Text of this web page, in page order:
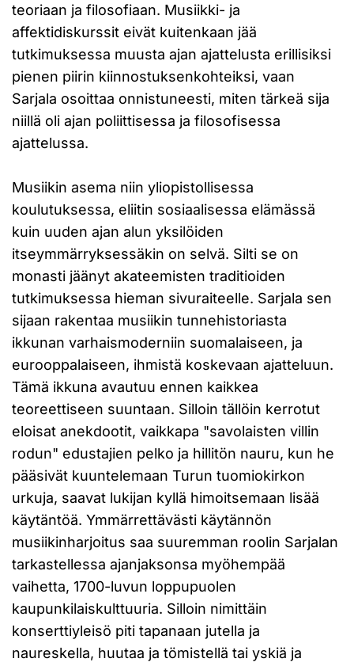
teoriaan ja filosofiaan. Musiikki- ja
affektidiskurssit eivät kuitenkaan jää
tutkimuksessa muusta ajan ajattelusta erillisiksi
pienen piirin kiinnostuksenkohteiksi, vaan
Sarjala osoittaa onnistuneesti, miten tärkeä sija
niillä oli ajan poliittisessa ja filosofisessa
ajattelussa.
Musiikin asema niin yliopistollisessa
koulutuksessa, eliitin sosiaalisessa elämässä
kuin uuden ajan alun yksilöiden
itseymmärryksessäkin on selvä. Silti se on
monasti jäänyt akateemisten traditioiden
tutkimuksessa hieman sivuraiteelle. Sarjala sen
sijaan rakentaa musiikin tunnehistoriasta
ikkunan varhaismoderniin suomalaiseen, ja
eurooppalaiseen, ihmistä koskevaan ajatteluun.
Tämä ikkuna avautuu ennen kaikkea
teoreettiseen suuntaan. Silloin tällöin kerrotut
eloisat anekdootit, vaikkapa "savolaisten villin
rodun" edustajien pelko ja hillitön nauru, kun he
pääsivät kuuntelemaan Turun tuomiokirkon
urkuja, saavat lukijan kyllä himoitsemaan lisää
käytäntöä. Ymmärrettävästi käytännön
musiikinharjoitus saa suuremman roolin Sarjalan
tarkastellessa ajanjaksonsa myöhempää
vaihetta, 1700-luvun loppupuolen
kaupunkilaiskulttuuria. Silloin nimittäin
konserttiyleisö piti tapanaan jutella ja
naureskella, huutaa ja tömistellä tai yskiä ja